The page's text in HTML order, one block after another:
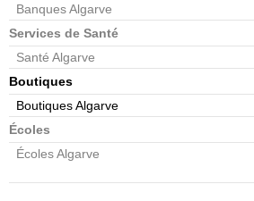
Banques Algarve
Services de Santé
Santé Algarve
Boutiques
Boutiques Algarve
Écoles
Écoles Algarve